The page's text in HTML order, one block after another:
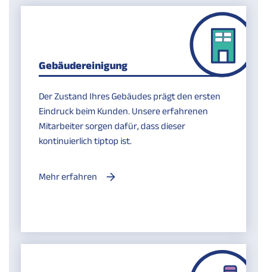
Gebäudereinigung
Der Zustand Ihres Gebäudes prägt den ersten
Eindruck beim Kunden. Unsere erfahrenen
Mitarbeiter sorgen dafür, dass dieser
kontinuierlich tiptop ist.
Mehr erfahren